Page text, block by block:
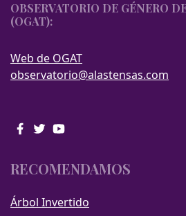
OBSERVATORIO DE GÉNERO
(OGAT):
Web de OGAT
observatorio@alastensas.com
RECOMENDAMOS
Árbol Invertido